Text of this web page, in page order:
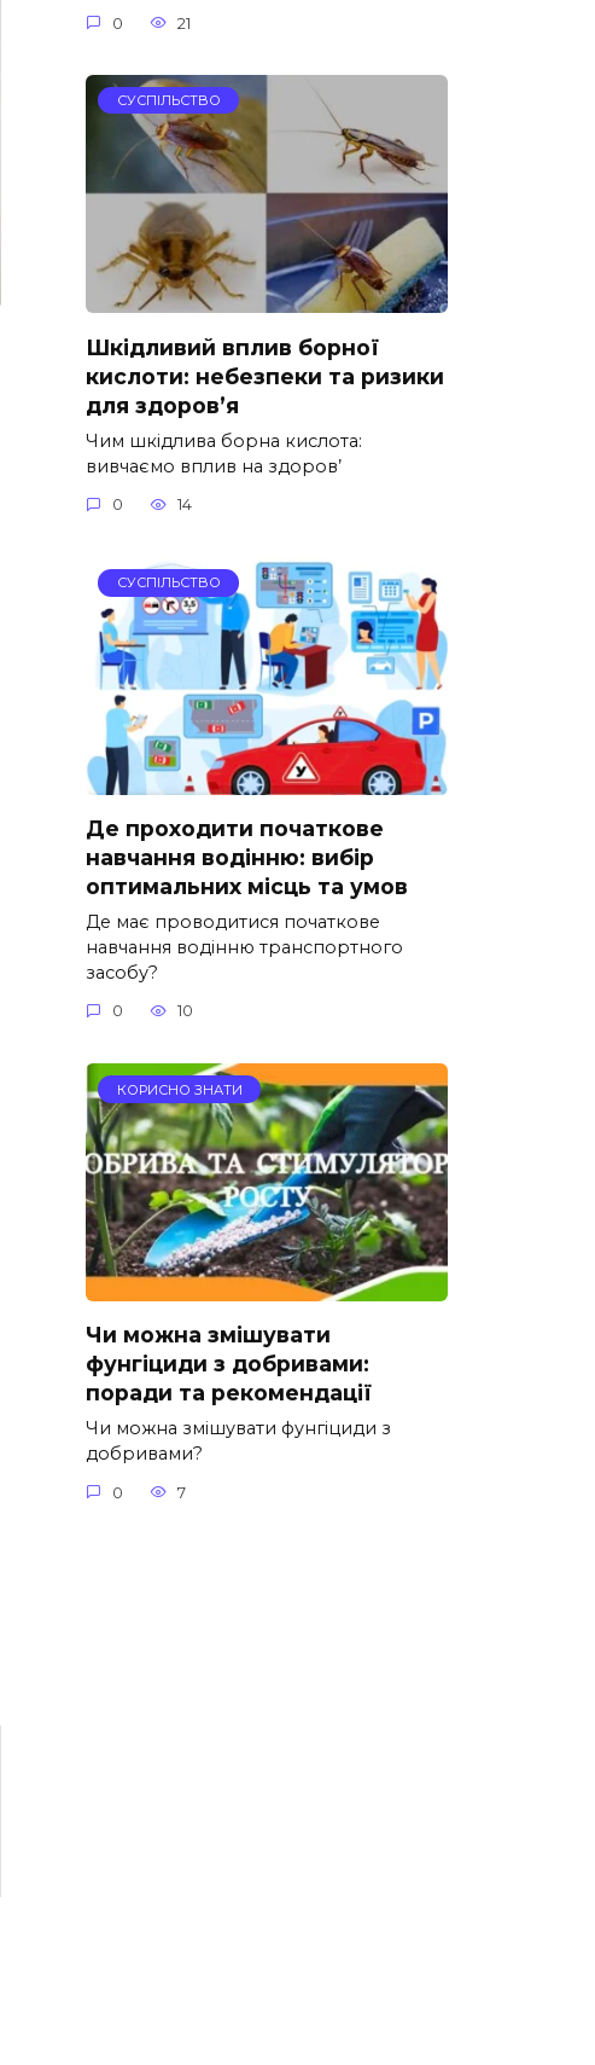
0 21
СУСПІЛЬСТВО
Шкідливий вплив борної
кислоти: небезпеки та ризики
для здоров’я
Чим шкідлива борна кислота:
вивчаємо вплив на здоров’
0 14
СУСПІЛЬСТВО
Де проходити початкове
навчання водінню: вибір
оптимальних місць та умов
Де має проводитися початкове
навчання водінню транспортного
засобу?
0 10
КОРИСНО ЗНАТИ
Чи можна змішувати
фунгіциди з добривами:
поради та рекомендації
Чи можна змішувати фунгіциди з
добривами?
0 7